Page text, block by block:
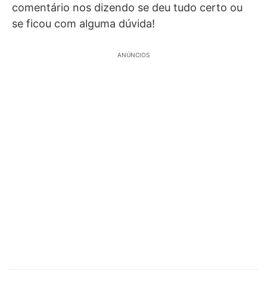
comentário nos dizendo se deu tudo certo ou
se ficou com alguma dúvida!
ANÚNCIOS